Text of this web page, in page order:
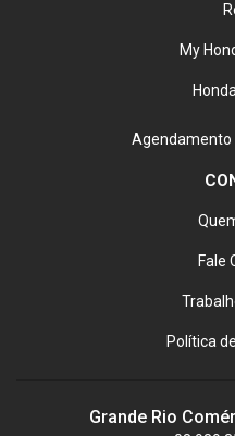
My
Agendamento
Fale
Política
Grande Rio